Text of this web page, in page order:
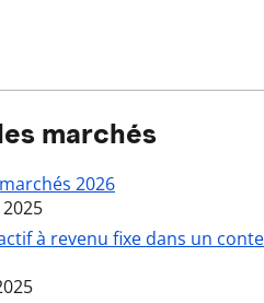
marchés
2026
à revenu fixe dans un